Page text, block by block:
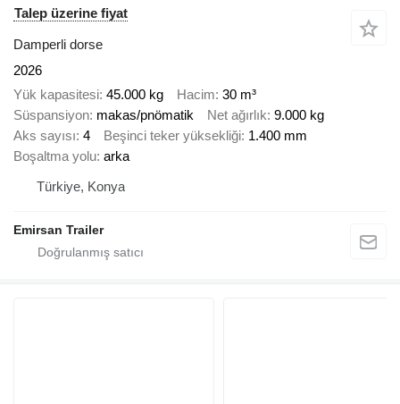
Talep üzerine fiyat
Damperli dorse
2026
Yük kapasitesi 45.000 kg Hacim 30 m³
Süspansiyon makas/pnömatik Net ağırlık 9.000 kg
Aks sayısı 4 Beşinci teker yüksekliği 1.400 mm
Boşaltma yolu arka
Türkiye, Konya
Emirsan Trailer